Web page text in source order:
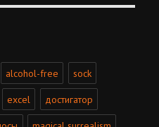
alcohol-free sock
excel достигатор